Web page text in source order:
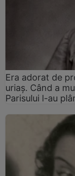
Era adorat de
uriaș. Când a
Parisului l-au